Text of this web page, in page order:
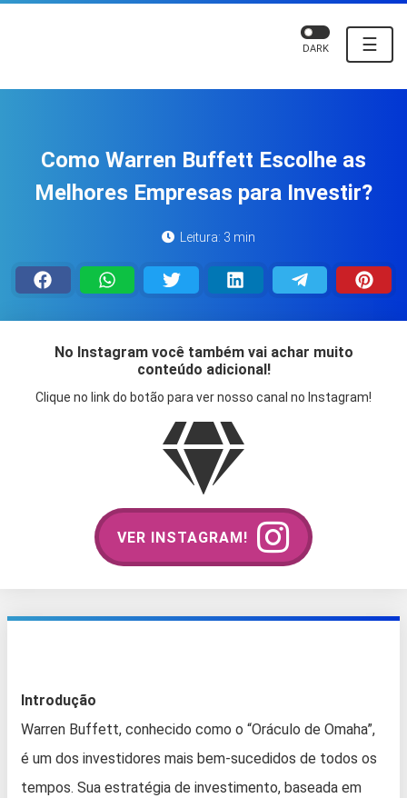
☰
DARK
Como Warren Buffett Escolhe as
Melhores Empresas para Investir?
Leitura: 3 min
No Instagram você também vai achar muito
conteúdo adicional!
Clique no link do botão para ver nosso canal no Instagram!
VER INSTAGRAM!
Introdução
Warren Buffett, conhecido como o “Oráculo de Omaha”,
é um dos investidores mais bem-sucedidos de todos os
tempos. Sua estratégia de investimento, baseada em